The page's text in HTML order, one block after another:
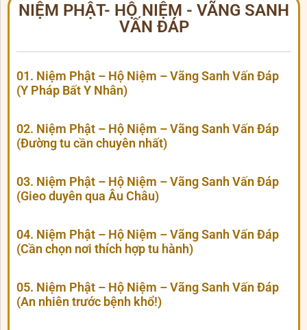
NIỆM PHẬT- HỘ NIỆM - VÃNG SANH
VẤN ĐÁP
01. Niệm Phật – Hộ Niệm – Vãng Sanh Vấn Đáp
(Y Pháp Bất Y Nhân)
02. Niệm Phật – Hộ Niệm – Vãng Sanh Vấn Đáp
(Đường tu cần chuyên nhất)
03. Niệm Phật – Hộ Niệm – Vãng Sanh Vấn Đáp
(Gieo duyên qua Âu Châu)
04. Niệm Phật – Hộ Niệm – Vãng Sanh Vấn Đáp
(Cần chọn nơi thích hợp tu hành)
05. Niệm Phật – Hộ Niệm – Vãng Sanh Vấn Đáp
(An nhiên trước bệnh khổ!)